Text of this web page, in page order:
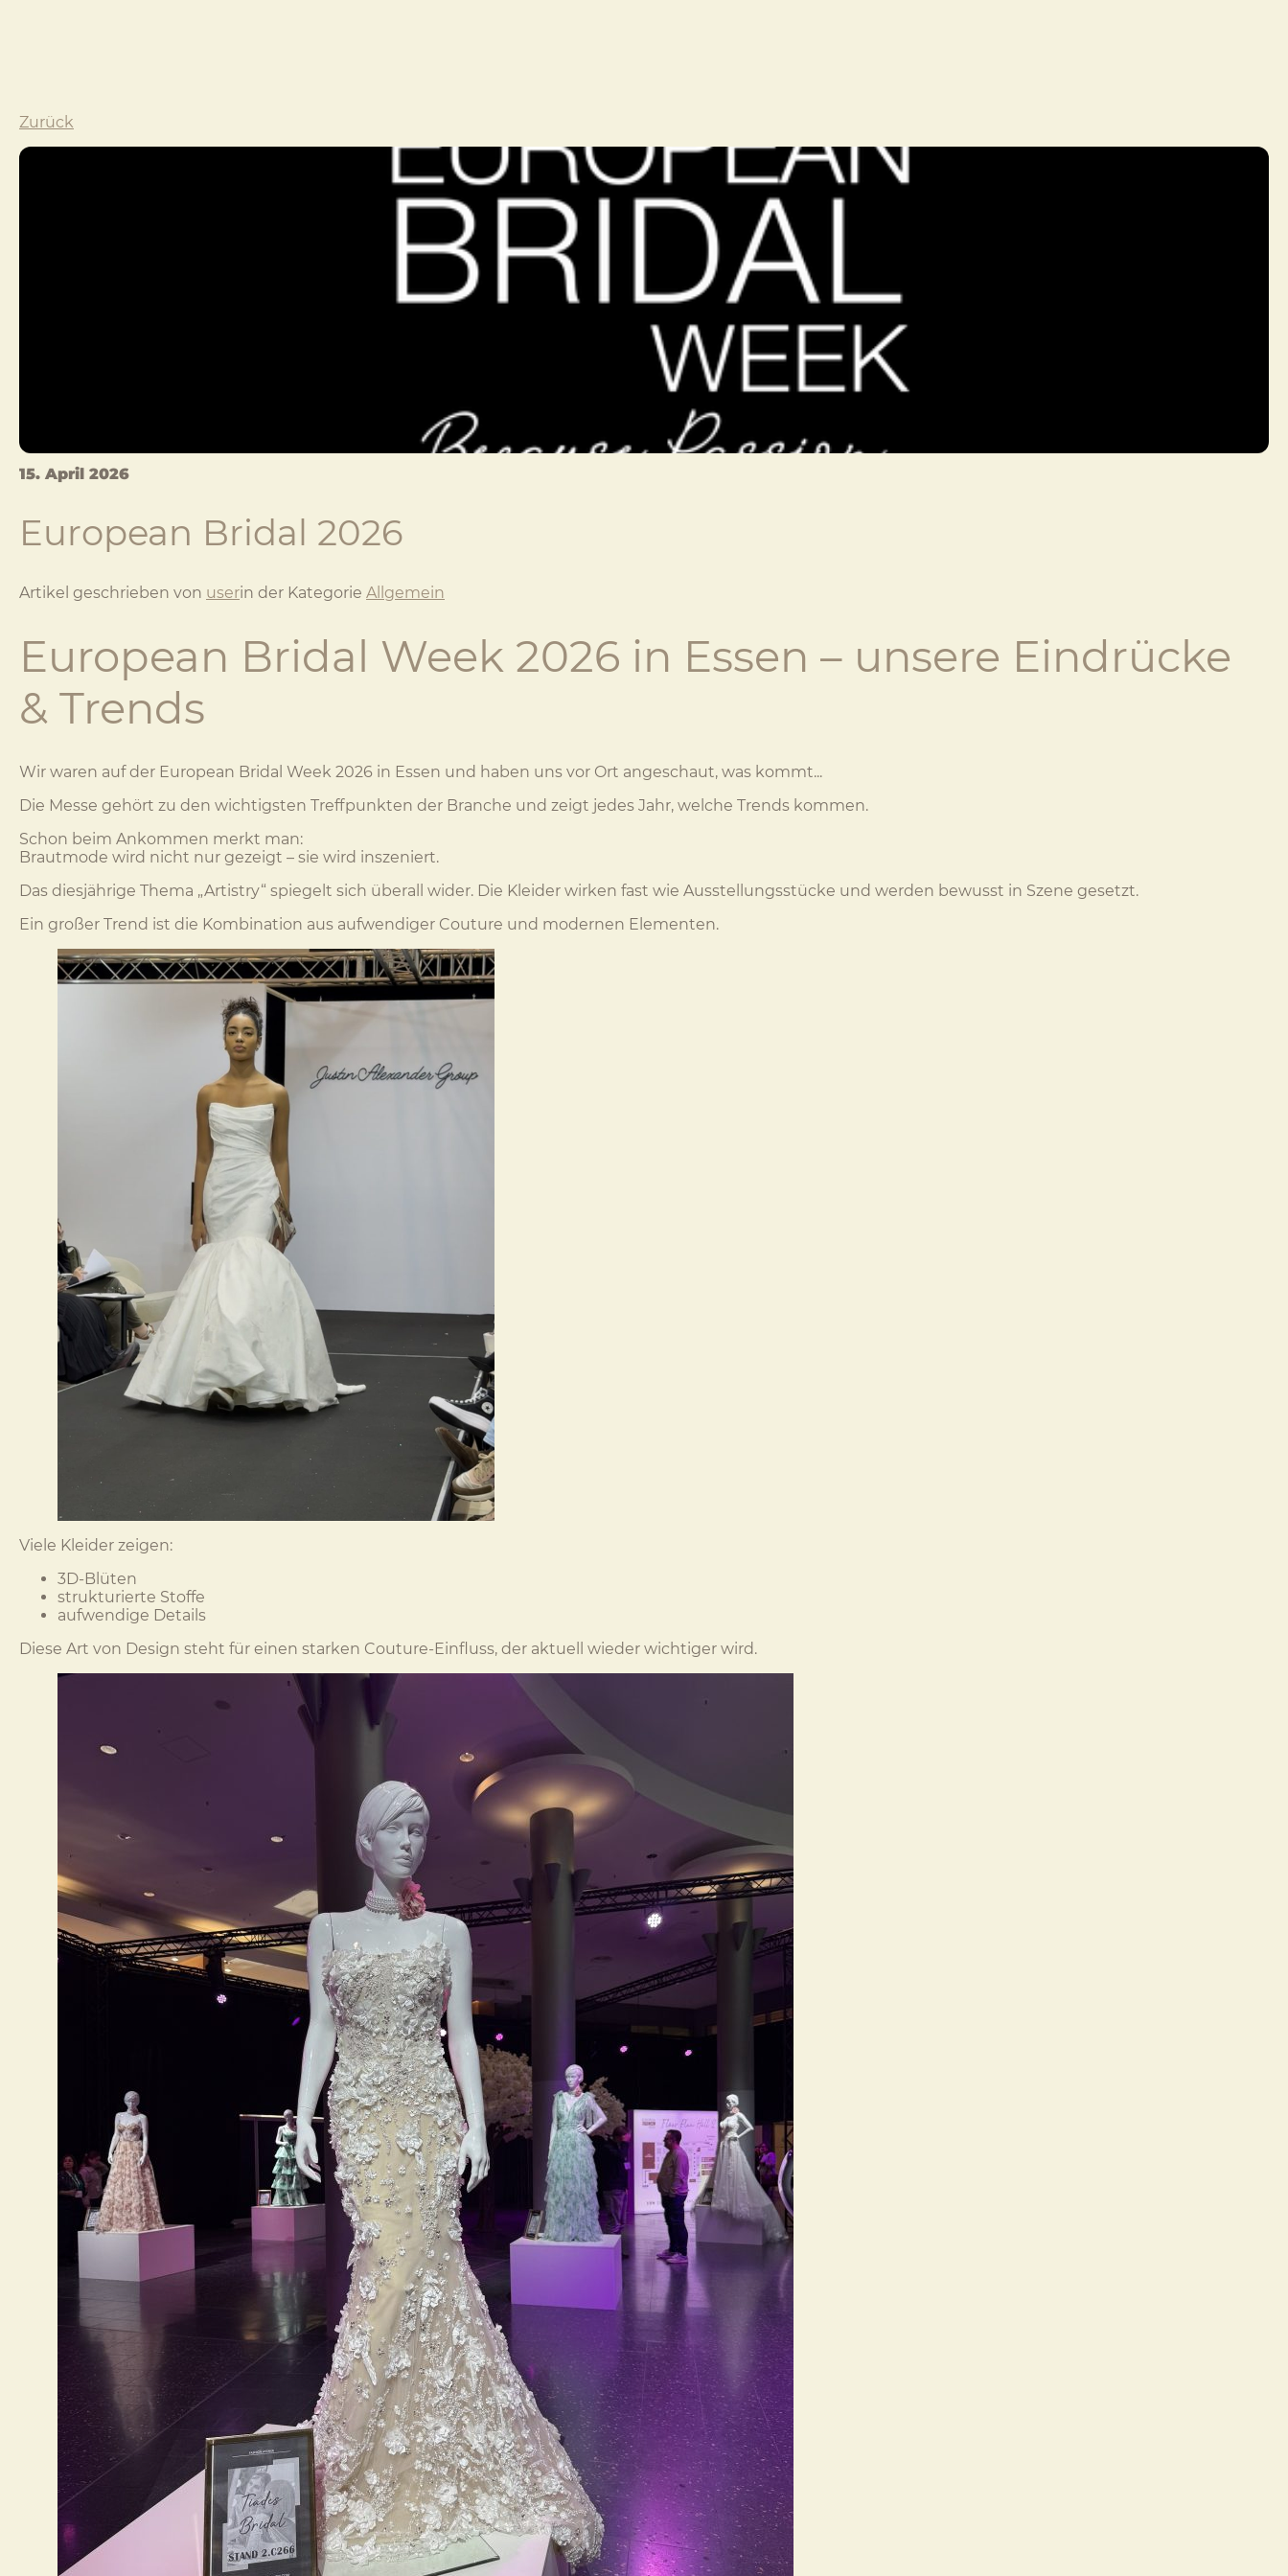
Zurück
15. April 2026
European Bridal 2026
Artikel geschrieben von userin der Kategorie Allgemein
European Bridal Week 2026 in Essen – unsere Eindrücke
& Trends
Wir waren auf der European Bridal Week 2026 in Essen und haben uns vor Ort angeschaut, was kommt...
Die Messe gehört zu den wichtigsten Treffpunkten der Branche und zeigt jedes Jahr, welche Trends kommen.
Schon beim Ankommen merkt man:
Brautmode wird nicht nur gezeigt – sie wird inszeniert.
Das diesjährige Thema „Artistry“ spiegelt sich überall wider. Die Kleider wirken fast wie Ausstellungsstücke und werden bewusst in Szene gesetzt.
Ein großer Trend ist die Kombination aus aufwendiger Couture und modernen Elementen.
Viele Kleider zeigen:
3D-Blüten
strukturierte Stoffe
aufwendige Details
Diese Art von Design steht für einen starken Couture-Einfluss, der aktuell wieder wichtiger wird.